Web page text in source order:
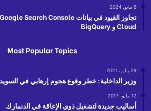
6 مايو، 2024
Cloud و BigQuery
Most Popular Topics
29 يناير، 2021
وزير الداخلية: خطر وقوع هجوم إرهابي في السويد
12 مايو، 2017
أساليب جديدة لتشغيل ذوي الإعاقة في الدنمارك